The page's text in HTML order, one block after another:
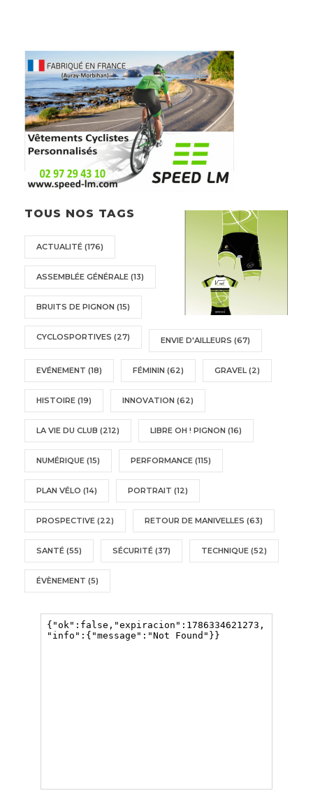
TOUS NOS TAGS
ACTUALITÉ (176)
ASSEMBLÉE GÉNÉRALE (13)
BRUITS DE PIGNON (15)
CYCLOSPORTIVES (27) ENVIE D'AILLEURS (67)
EVÉNEMENT (18) FÉMININ (62) GRAVEL (2)
HISTOIRE (19) INNOVATION (62)
LA VIE DU CLUB (212) LIBRE OH ! PIGNON (16)
NUMÉRIQUE (15) PERFORMANCE (115)
PLAN VÉLO (14) PORTRAIT (12)
PROSPECTIVE (22) RETOUR DE MANIVELLES (63)
SANTÉ (55) SÉCURITÉ (37) TECHNIQUE (52)
ÉVÈNEMENT (5)